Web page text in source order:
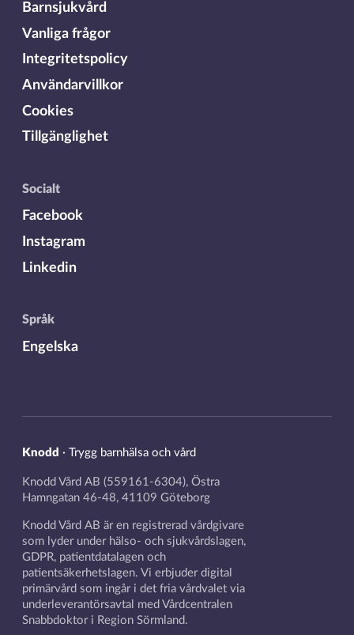
Barnsjukvård
Vanliga frågor
Integritetspolicy
Användarvillkor
Cookies
Tillgänglighet
Socialt
Facebook
Instagram
Linkedin
Språk
Engelska
Knodd · Trygg barnhälsa och vård
Knodd Vård AB (559161-6304), Östra
Hamngatan 46-48, 41109 Göteborg
Knodd Vård AB är en registrerad vårdgivare
som lyder under hälso- och sjukvårdslagen,
GDPR, patientdatalagen och
patientsäkerhetslagen. Vi erbjuder digital
primärvård som ingår i det fria vårdvalet via
underleverantörsavtal med Vårdcentralen
Snabbdoktor i Region Sörmland.